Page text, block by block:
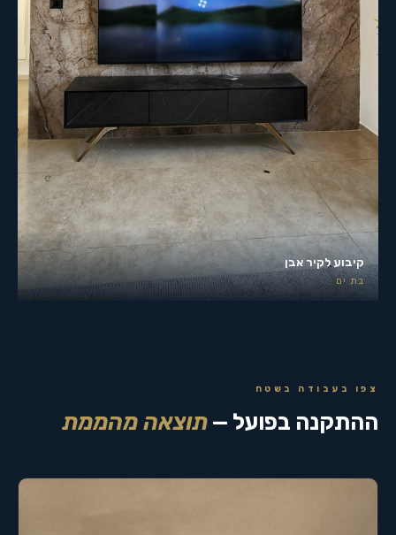
קיבוע לקיר אבן
בת ים
צפו בעבודה בשטח
ההתקנה בפועל — תוצאה מהממת